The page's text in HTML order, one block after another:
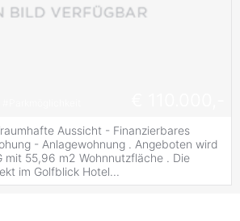
Aussicht - Finanzierbares
- Anlagewohnung . Angeboten wird
mit 55,96 m2 Wohnnutzfläche . Die
im Golfblick Hotel...